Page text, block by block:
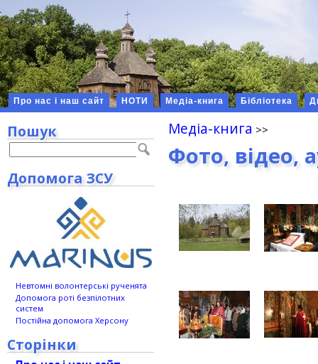
Про нас і наш сайт НОТИ Медіа-книга Бібліотека
Медіа-книга
Фото, відео,
Пошук
Допомога ЗСУ
Невтомні волонтерські рученята
Допомога роті безпілотних
систем
Постійна допомога Херсону
Сторінки